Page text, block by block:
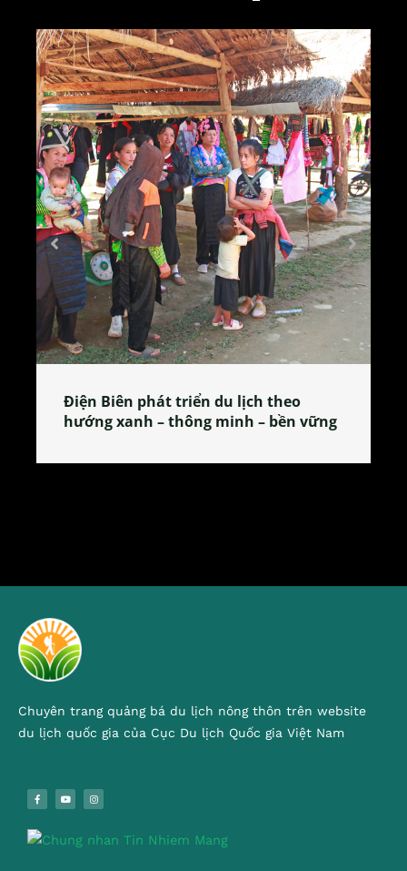
Làng làm bánh tẻ Phú Nhi – nơi lan
tỏa đặc sản xứ Đoài
Chuyên trang quảng bá du lịch nông thôn trên website
du lịch quốc gia của Cục Du lịch Quốc gia Việt Nam